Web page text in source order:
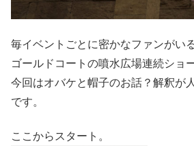
毎イベントごとに密かなファンがい
ゴールドコートの噴水広場連続ショ
今回はオバケと帽子のお話？解釈が
です。
ここからスタート。